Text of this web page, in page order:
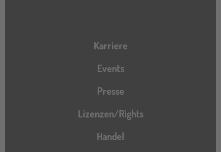
Karriere
Events
Presse
Lizenzen/Rights
Handel